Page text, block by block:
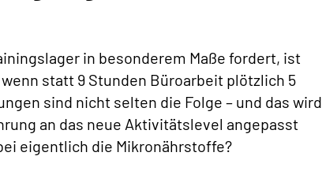
in besonderem Maße fordert, ist
statt 9 Stunden Büroarbeit plötzlich 5
sind nicht selten die Folge – und das wird
an das neue Aktivitätslevel angepasst
eigentlich die Mikronährstoffe?